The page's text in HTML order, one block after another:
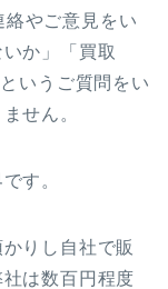
やご意見をい
か」「買取
いうご質問をい
せん。
す。
りし自社で販
は数百円程度